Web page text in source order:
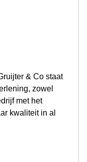
& Co staat
zowel
met het
kwaliteit in al